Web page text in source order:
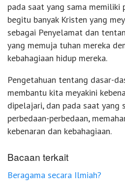
pada saat yang sama memiliki
begitu banyak Kristen yang
sebagai Penyelamat dan
yang memuja tuhan mereka
kebahagiaan hidup mereka.
Pengetahuan tentang dasar-
membantu kita meyakini
dipelajari, dan pada saat yang
perbedaan-perbedaan,
kebenaran dan kebahagiaan.
Bacaan terkait
Beragama secara Ilmiah?